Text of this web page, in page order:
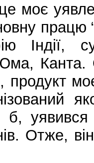
моє
працю
Індії,
Канта.
продукт
б,
Отже,